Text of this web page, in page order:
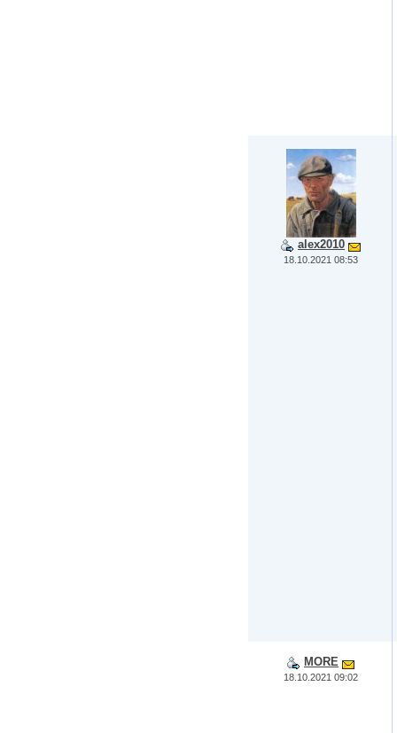
alex2010
18.10.2021 08:53
MORE
18.10.2021 09:02